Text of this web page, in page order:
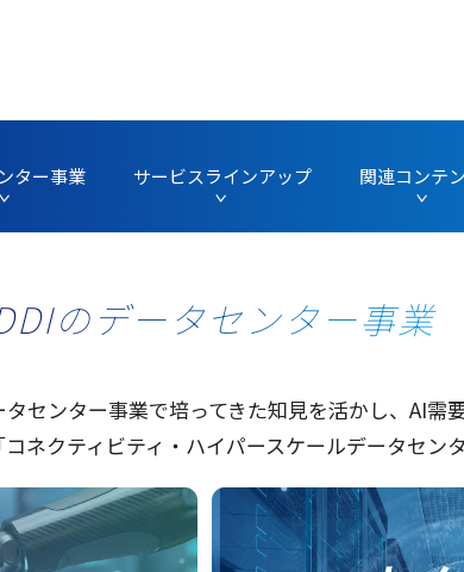
ター事業 サービスラインアップ 関連コンテ
のデータセンター事業
タセンター事業で培ってきた知見を活かし、AI需
コネクティビティ・ハイパースケールデータセン